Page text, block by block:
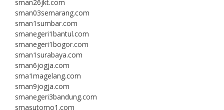
sman26jkt.com
sman03semarang.com
sman1sumbar.com
smanegeri1bantul.com
smanegeri1bogor.com
sman1surabaya.com
sman6jogja.com
sma1magelang.com
sman9jogja.com
smanegeri3bandung.com
smasutomo1.com